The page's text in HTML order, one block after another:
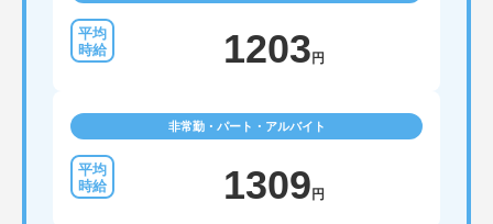
1203 円
非常勤・パート・アルバイト
1309 円